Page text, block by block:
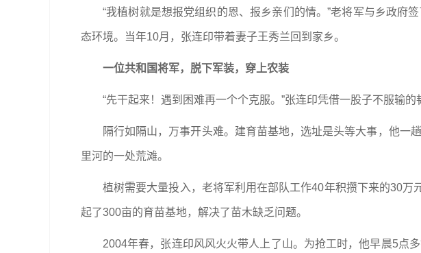
“我植树就是想报党组织的恩、报乡亲们的情。”老将军与乡政府
态环境。当年10月，张连印带着妻子王秀兰回到家乡。
一位共和国将军，脱下军装，穿上农装
“先干起来！遇到困难再一个个克服。”张连印凭借一股子不服输的
隔行如隔山，万事开头难。建育苗基地，选址是头等大事，他
里河的一处荒滩。
植树需要大量投入，老将军利用在部队工作40年积攒下来的30
起了300亩的育苗基地，解决了苗木缺乏问题。
2004年春，张连印风风火火带人上了山。为抢工时，他早晨5点